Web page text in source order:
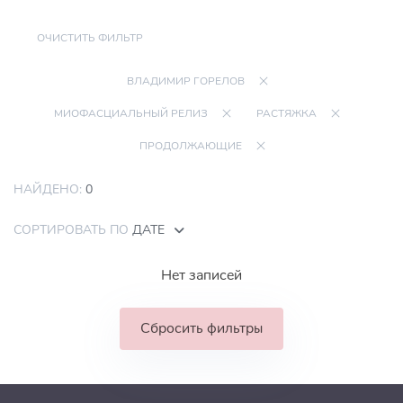
ОЧИСТИТЬ ФИЛЬТР
ВЛАДИМИР ГОРЕЛОВ
МИОФАСЦИАЛЬНЫЙ РЕЛИЗ РАСТЯЖКА
ПРОДОЛЖАЮЩИЕ
НАЙДЕНО: 0
СОРТИРОВАТЬ ПО ДАТЕ
Нет записей
Сбросить фильтры